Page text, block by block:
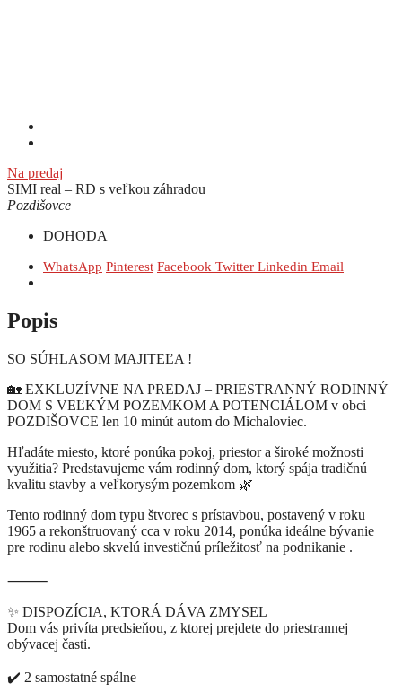
Na predaj
SIMI real – RD s veľkou záhradou
Pozdišovce
DOHODA
WhatsApp Pinterest Facebook Twitter Linkedin Email
Popis
SO SÚHLASOM MAJITEĽA !
🏡 EXKLUZÍVNE NA PREDAJ – PRIESTRANNÝ RODINNÝ
DOM S VEĽKÝM POZEMKOM A POTENCIÁLOM v obci
POZDIŠOVCE len 10 minút autom do Michaloviec.
Hľadáte miesto, ktoré ponúka pokoj, priestor a široké možnosti
využitia? Predstavujeme vám rodinný dom, ktorý spája tradičnú
kvalitu stavby a veľkorysým pozemkom 🌿
Tento rodinný dom typu štvorec s prístavbou, postavený v roku
1965 a rekonštruovaný cca v roku 2014, ponúka ideálne bývanie
pre rodinu alebo skvelú investičnú príležitosť na podnikanie .
⸻
✨ DISPOZÍCIA, KTORÁ DÁVA ZMYSEL
Dom vás privíta predsieňou, z ktorej prejdete do priestrannej
obývacej časti.
✔️ 2 samostatné spálne